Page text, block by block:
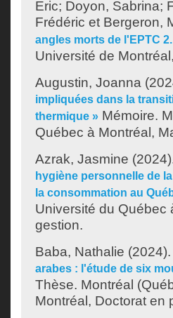
Eric; Doyon, Sabrina;
Frédéric et Bergeron,
angles morts de l'EPTC
Université de
Augustin, Joanna
impliquées dans la
thermique » Mémoire.
Québec à Montréal,
Azrak, Jasmine
hygiène personnelle de
la consommation au
Université du Québec
gestion.
Baba, Nathalie (2024).
arabes : l'étude de six
Thèse. Montréal
Montréal, Doctorat en